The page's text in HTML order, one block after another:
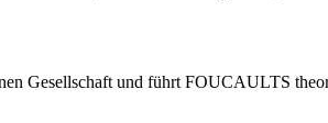
Gesellschaft und führt FOUCAULTS